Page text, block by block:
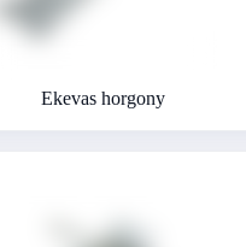
Ekevas horgony